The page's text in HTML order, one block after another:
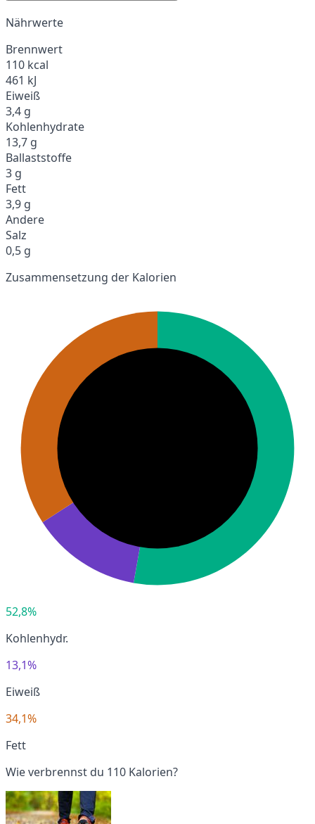
Nährwerte
Brennwert
110 kcal
461 kJ
Eiweiß
3,4 g
Kohlenhydrate
13,7 g
Ballaststoffe
3 g
Fett
3,9 g
Andere
Salz
0,5 g
Zusammensetzung der Kalorien
52,8%
Kohlenhydr.
13,1%
Eiweiß
34,1%
Fett
Wie verbrennst du 110 Kalorien?